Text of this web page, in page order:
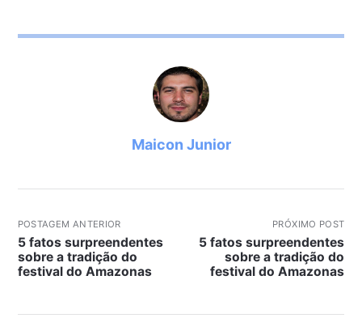
Maicon Junior
POSTAGEM ANTERIOR
5 fatos surpreendentes
sobre a tradição do
festival do Amazonas
PRÓXIMO POST
5 fatos surpreendentes
sobre a tradição do
festival do Amazonas